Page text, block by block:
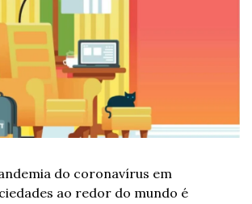
do coronavírus em
ao redor do mundo é